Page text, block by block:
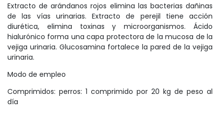
Extracto de arándanos rojos elimina las bacterias dañinas
de las vías urinarias. Extracto de perejil tiene acción
diurética, elimina toxinas y microorganismos. Ácido
hialurónico forma una capa protectora de la mucosa de la
vejiga urinaria. Glucosamina fortalece la pared de la vejiga
urinaria.
Modo de empleo
Comprimidos: perros: 1 comprimido por 20 kg de peso al
día